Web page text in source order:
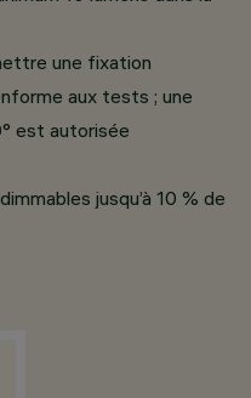
une fixation
aux tests ; une
est autorisée
jusqu’à 10 % de